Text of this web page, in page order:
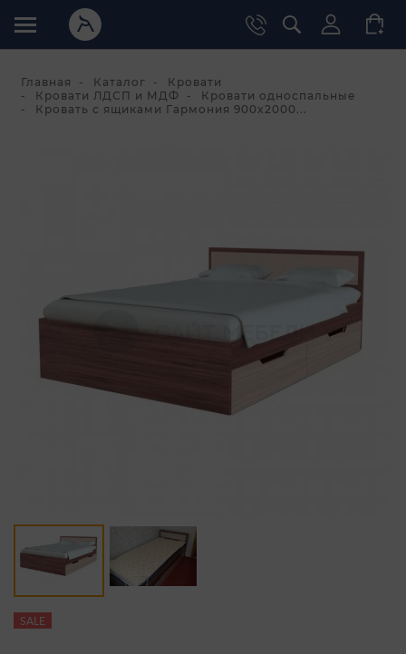
Главная Каталог
Кровати
Кровати ЛДСП и МДФ
Кровати односпальные
Кровать с ящиками Гармония 900x2000...
SALE